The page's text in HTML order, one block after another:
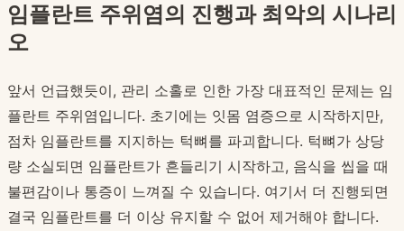
임플란트 주위염의 진행과 최악의 시나리
오
앞서 언급했듯이, 관리 소홀로 인한 가장 대표적인 문제는 임
플란트 주위염입니다. 초기에는 잇몸 염증으로 시작하지만,
점차 임플란트를 지지하는 턱뼈를 파괴합니다. 턱뼈가 상당
량 소실되면 임플란트가 흔들리기 시작하고, 음식을 씹을 때
불편감이나 통증이 느껴질 수 있습니다. 여기서 더 진행되면
결국 임플란트를 더 이상 유지할 수 없어 제거해야 합니다.